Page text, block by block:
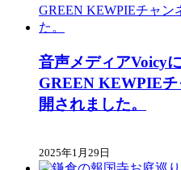
音声メディアVoicy
GREEN KEWPIE
開されました。
2025年1月29日